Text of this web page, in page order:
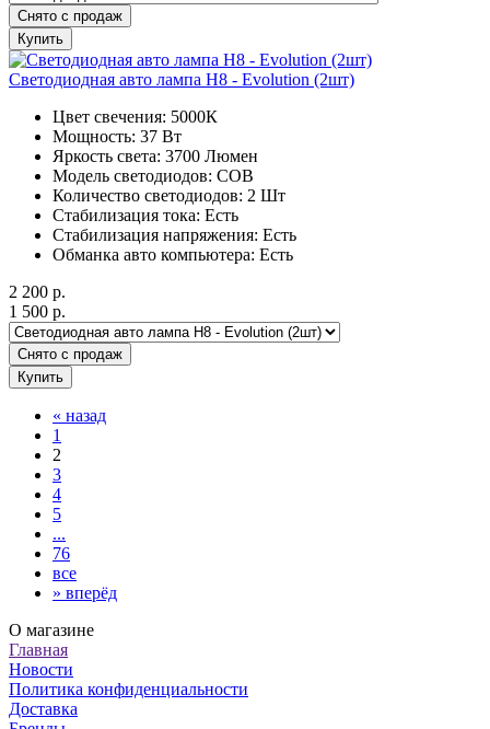
Снято с продаж
Купить
Светодиодная авто лампа H8 - Evolution (2шт)
Цвет свечения: 5000К
Мощность: 37 Вт
Яркость света: 3700 Люмен
Модель светодиодов: COB
Количество светодиодов: 2 Шт
Стабилизация тока: Есть
Стабилизация напряжения: Есть
Обманка авто компьютера: Есть
2 200 р.
1 500 р.
Снято с продаж
Купить
« назад
1
2
3
4
5
...
76
все
» вперёд
О магазине
Главная
Новости
Политика конфиденциальности
Доставка